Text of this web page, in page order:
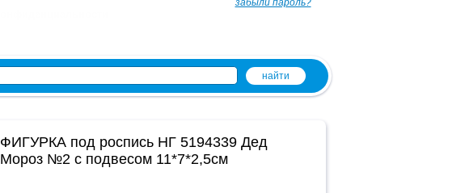
забыли пароль?
ФИГУРКА под роспись НГ 5194339 Дед
Мороз №2 с подвесом 11*7*2,5см